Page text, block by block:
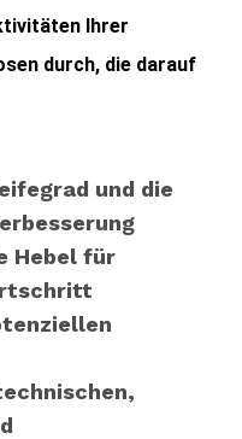
Ihrer
durch, die darauf
und die
Hebel für